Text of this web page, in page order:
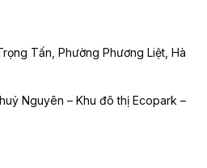
Tấn, Phường Phương Liệt, Hà
Nguyên – Khu đô thị Ecopark –